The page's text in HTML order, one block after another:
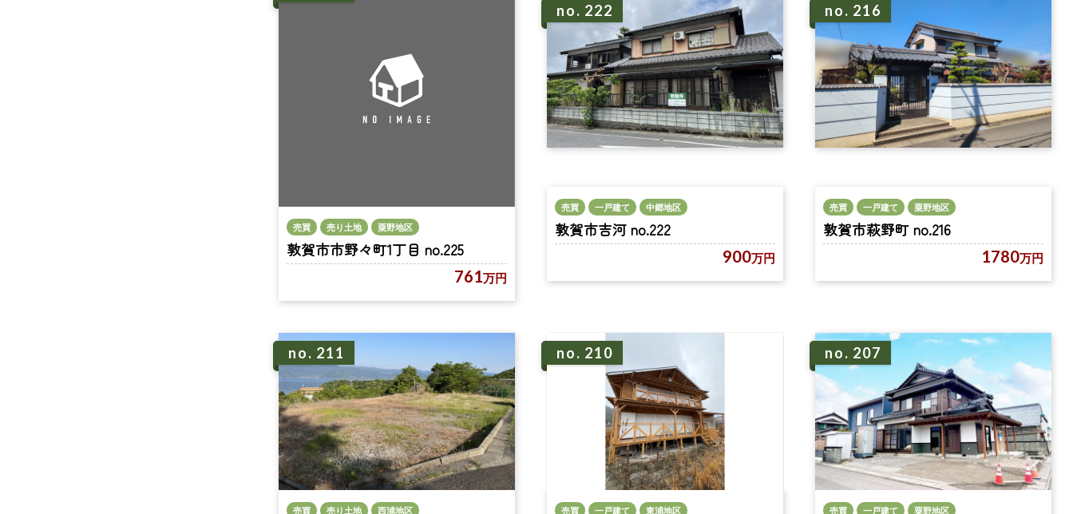
売買 売り土地 粟野地区
敦賀市市野々町1丁目 no.225
761万円
no. 222
売買 一戸建て 中郷地区
敦賀市吉河 no.222
900万円
no. 216
売買 一戸建て 粟野地区
敦賀市萩野町 no.216
1780万円
no. 211
売買 売り土地 西浦地区
no. 210
売買 一戸建て 東浦地区
no. 207
売買 一戸建て 粟野地区